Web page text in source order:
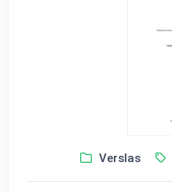
Verslas